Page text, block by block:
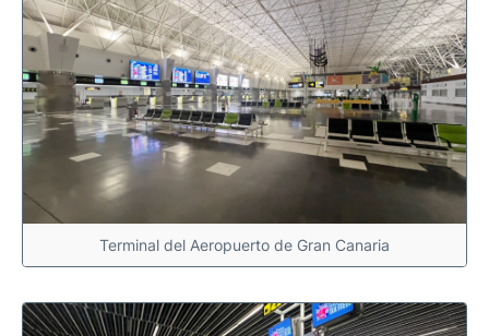
Terminal del Aeropuerto de Gran Canaria